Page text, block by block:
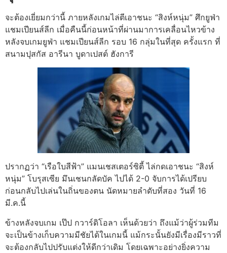
จะต้องเยี่ยมกว่านี้ ภายหลังเกมไล่ตีเอาชนะ “สิงห์หนุ่ม” ศึกยูฟ่า
แชมเปียนส์ลีก เมื่อคืนนี้ก่อนหน้าที่ผ่านมาการเคลื่อนไหวข้าง
หลังจบเกมยูฟ่า แชมเปียนส์ลีก รอบ 16 กลุ่มในที่สุด ครั้งแรก ที่
สนามปุสกัส อารีนา บูดาเปสต์ ฮังการี
ปรากฏว่า “เรือใบสีฟ้า” แมนเชสเตอร์ซิตี้ ไล่กดเอาชนะ “สิงห์
หนุ่ม” โบรุสเซีย มึนเชนกลัดบัค ไปได้ 2-0 จับการได้เปรียบ
ก่อนกลับไปเล่นในถิ่นของตน นัดหมายลำดับที่สอง วันที่ 16
มี.ค.นี้
ข้างหลังจบเกม เป๊ป กวาร์ดิโอลา เห็นด้วยว่า ถึงแม้ว่าผู้ร่วมทีม
จะเป็นข้างเก็บความมีชัยได้ในเกมนี้ แม้กระนั้นยังมีเรื่องมีราวที่
จะต้องกลับไปปรับแต่งให้ดีกว่าเดิม โดยเฉพาะอย่างยิ่งความ